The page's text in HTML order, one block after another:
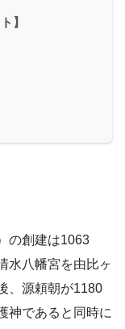
】
の創建は1063
水八幡宮を由比ヶ
、源頼朝が1180
神であると同時に